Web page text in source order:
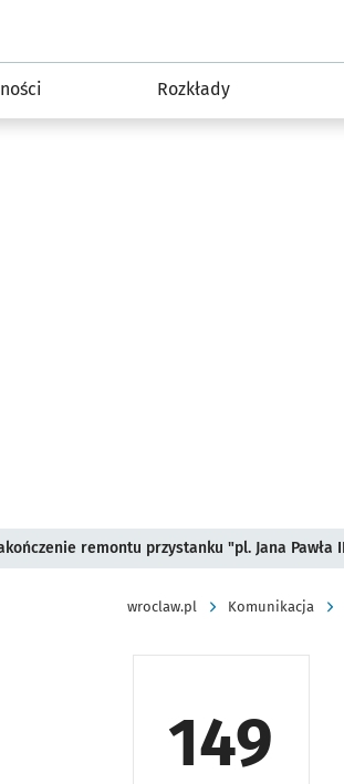
Rozkłady
remontu przystanku "pl. Jana
wroclaw.pl Komunikacja
149